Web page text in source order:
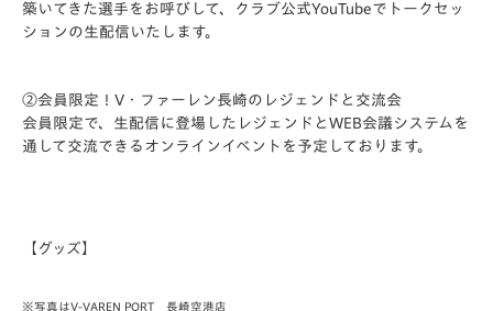
築いてきた選手をお呼びして、クラブ公式YouTubeでトークセッ
ションの生配信いたします。
②会員限定！V・ファーレン長崎のレジェンドと交流会
会員限定で、生配信に登場したレジェンドとWEB会議システムを
通して交流できるオンラインイベントを予定しております。
【グッズ】
※写真はV-VAREN PORT 長崎空港店